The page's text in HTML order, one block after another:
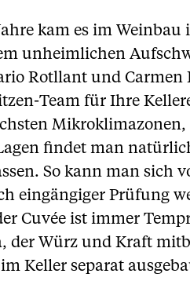
kam es im
unheimlichen
Rotllant und
Team für Ihre
Mikroklimazonen,
findet man
So kann man sich
eingängiger Prüfung
Cuvée ist immer
der Würz und Kraft
Keller separat